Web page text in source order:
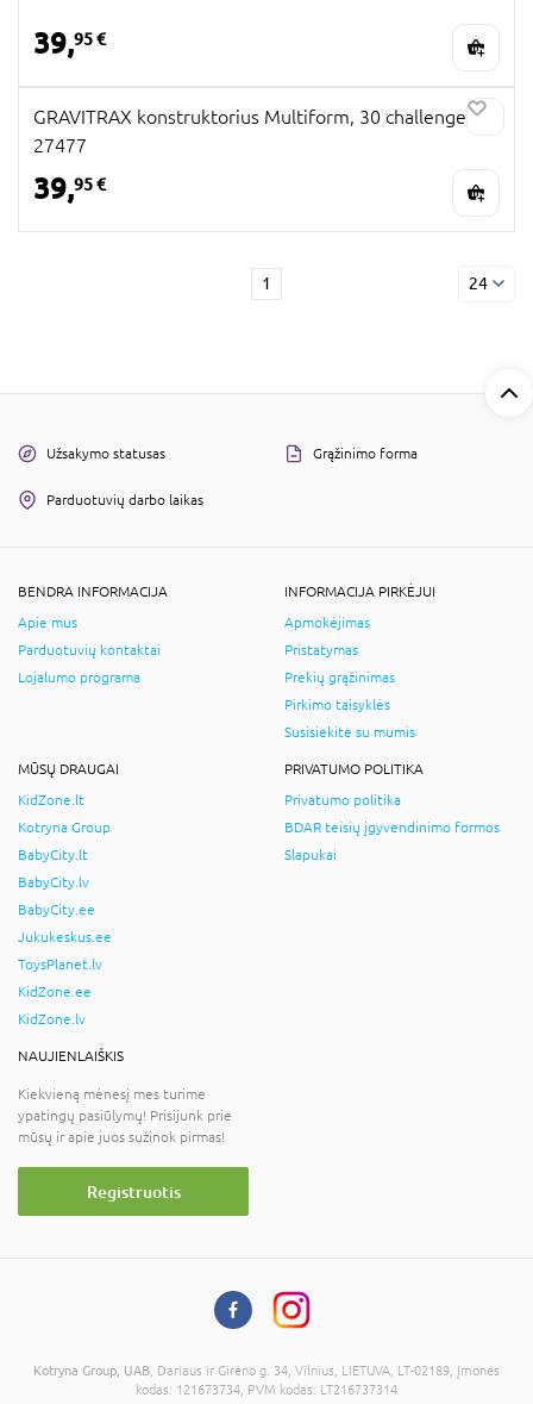
39,95 €
GRAVITRAX konstruktorius Multiform, 30 challenges,
27477
39,95 €
1 24
Užsakymo statusas Grąžinimo forma
Parduotuvių darbo laikas
BENDRA INFORMACIJA
Apie mus
Parduotuvių kontaktai
Lojalumo programa
INFORMACIJA PIRKĖJUI
Apmokėjimas
Pristatymas
Prekių grąžinimas
Pirkimo taisyklės
Susisiekite su mumis
MŪSŲ DRAUGAI
KidZone.lt
Kotryna Group
BabyCity.lt
BabyCity.lv
BabyCity.ee
Jukukeskus.ee
ToysPlanet.lv
KidZone.ee
KidZone.lv
PRIVATUMO POLITIKA
Privatumo politika
BDAR teisių įgyvendinimo formos
Slapukai
NAUJIENLAIŠKIS
Kiekvieną mėnesį mes turime
ypatingų pasiūlymų! Prisijunk prie
mūsų ir apie juos sužinok pirmas!
Registruotis
Kotryna Group, UAB , Dariaus ir Girėno g. 34, Vilnius, LIETUVA, LT-02189, Įmonės
kodas: 121673734, PVM kodas: LT216737314